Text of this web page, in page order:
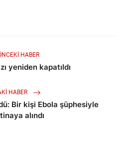
HABER
yeniden kapatıldı
HABER
Bir kişi Ebola şüphesiyle
alındı